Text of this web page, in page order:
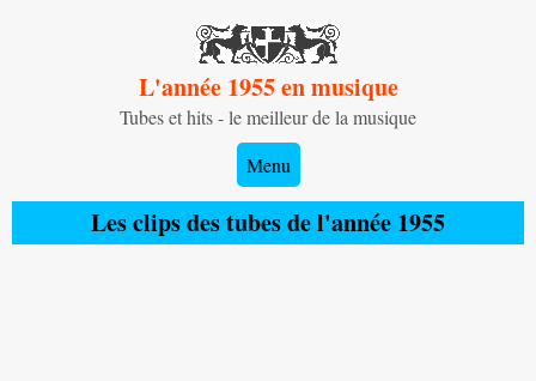
L'année 1955 en musique
Tubes et hits - le meilleur de la musique
Menu
Les clips des tubes de l'année 1955